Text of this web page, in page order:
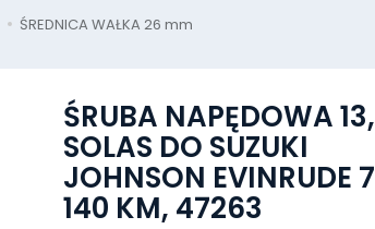
ŚREDNICA WAŁKA 26 mm
ŚRUBA NAPĘDOWA
SOLAS DO SUZUKI
JOHNSON EVINRUDE
140 KM, 47263